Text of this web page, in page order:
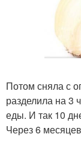
Потом сняла с
разделила на 3
еды. И так 10
Через 6